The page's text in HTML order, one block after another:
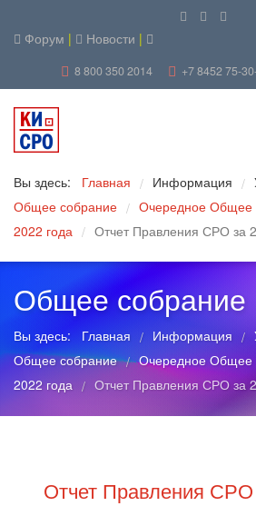
Форум | Новости |
8 800 350 2014 +7 8452 75-
Вы здесь: Главная / Информация /
Общее собрание / Очередное Общее
2022 года / Отчет Правления СРО за
Общее собрание
Вы здесь: Главная / Информация /
Общее собрание / Очередное Общее
2022 года / Отчет Правления СРО за
Отчет Правления СРО